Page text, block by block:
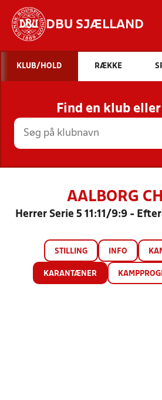
DBU SJÆLLAND
STILLINGER,
HOLD
KLUB/HOLD RÆKKE
Find en klub
AALBORG
Herrer Serie 5 11:11/9:9 -
STILLING INFO
KARANTÆNER